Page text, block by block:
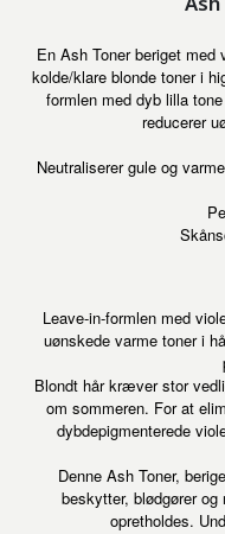
En Ash Toner beriget med
kolde/klare blonde toner i
formlen med dyb lilla
reducerer
Neutraliserer gule og
Leave-in-formlen med
uønskede varme toner i
Blondt hår kræver stor
om sommeren. For at
dybdepigmenterede
Denne Ash Toner,
beskytter, blødgører
opretholdes.